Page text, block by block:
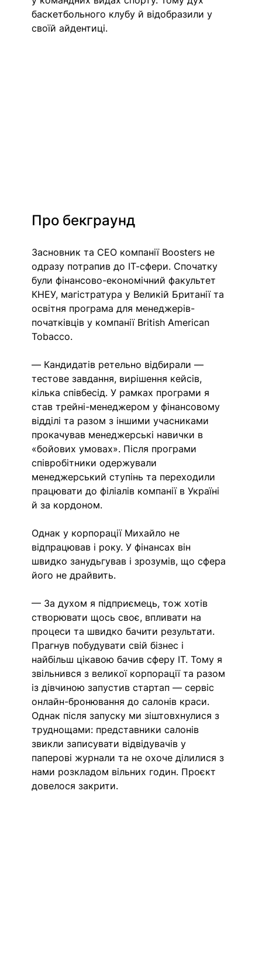
баскетбольного клубу й відобразили у
своїй айдентиці.
Про бекграунд
Засновник та СЕО компанії Boosters не
одразу потрапив до ІТ-сфери. Спочатку
були фінансово-економічний факультет
КНЕУ, магістратура у Великій Британії та
освітня програма для менеджерів-
початківців у компанії British American
Tobacco.
— Кандидатів ретельно відбирали —
тестове завдання, вирішення кейсів,
кілька співбесід. У рамках програми я
став трейні-менеджером у фінансовому
відділі та разом з іншими учасниками
прокачував менеджерські навички в
«бойових умовах». Після програми
співробітники одержували
менеджерський ступінь та переходили
працювати до філіалів компанії в Україні
й за кордоном.
Однак у корпорації Михайло не
відпрацював і року. У фінансах він
швидко занудьгував і зрозумів, що сфера
його не драйвить.
— За духом я підприємець, тож хотів
створювати щось своє, впливати на
процеси та швидко бачити результати.
Прагнув побудувати свій бізнес і
найбільш цікавою бачив сферу ІТ. Тому я
звільнився з великої корпорації та разом
із дівчиною запустив стартап — сервіс
онлайн-бронювання до салонів краси.
Однак після запуску ми зіштовхнулися з
труднощами: представники салонів
звикли записувати відвідувачів у
паперові журнали та не охоче ділилися з
нами розкладом вільних годин. Проєкт
довелося закрити.